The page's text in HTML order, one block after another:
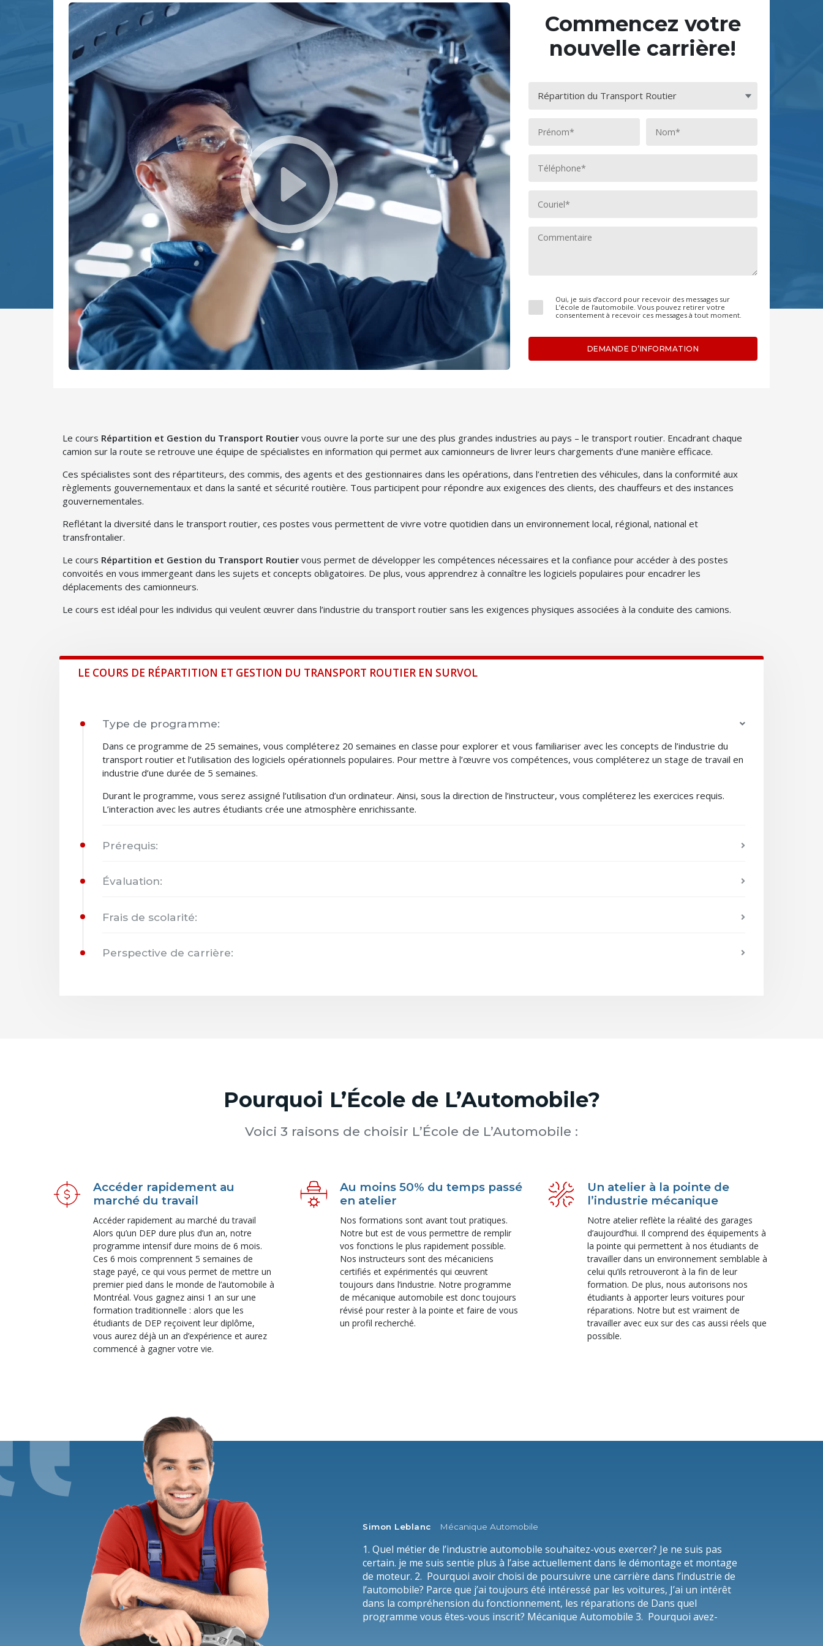
Commencez votre
nouvelle carrière!
Oui, je suis d’accord pour recevoir des messages sur
L’école de l’automobile. Vous pouvez retirer votre
consentement à recevoir ces messages à tout moment.
DEMANDE D’INFORMATION
Le cours Répartition et Gestion du Transport Routier vous ouvre la porte sur une des plus grandes industries au pays – le transport routier. Encadrant chaque
camion sur la route se retrouve une équipe de spécialistes en information qui permet aux camionneurs de livrer leurs chargements d’une manière efficace.
Ces spécialistes sont des répartiteurs, des commis, des agents et des gestionnaires dans les opérations, dans l’entretien des véhicules, dans la conformité aux
règlements gouvernementaux et dans la santé et sécurité routière. Tous participent pour répondre aux exigences des clients, des chauffeurs et des instances
gouvernementales.
Reflétant la diversité dans le transport routier, ces postes vous permettent de vivre votre quotidien dans un environnement local, régional, national et
transfrontalier.
Le cours Répartition et Gestion du Transport Routier vous permet de développer les compétences nécessaires et la confiance pour accéder à des postes
convoités en vous immergeant dans les sujets et concepts obligatoires. De plus, vous apprendrez à connaître les logiciels populaires pour encadrer les
déplacements des camionneurs.
Le cours est idéal pour les individus qui veulent œuvrer dans l’industrie du transport routier sans les exigences physiques associées à la conduite des camions.
LE COURS DE RÉPARTITION ET GESTION DU TRANSPORT ROUTIER EN SURVOL
Type de programme:
Dans ce programme de 25 semaines, vous compléterez 20 semaines en classe pour explorer et vous familiariser avec les concepts de l’industrie du
transport routier et l’utilisation des logiciels opérationnels populaires. Pour mettre à l’œuvre vos compétences, vous compléterez un stage de travail en
industrie d’une durée de 5 semaines.
Durant le programme, vous serez assigné l’utilisation d’un ordinateur. Ainsi, sous la direction de l’instructeur, vous compléterez les exercices requis.
L’interaction avec les autres étudiants crée une atmosphère enrichissante.
Prérequis:
Évaluation:
Frais de scolarité:
Perspective de carrière:
Pourquoi L’École de L’Automobile?
Voici 3 raisons de choisir L’École de L’Automobile :
Accéder rapidement au
marché du travail
Accéder rapidement au marché du travail
Alors qu’un DEP dure plus d’un an, notre
programme intensif dure moins de 6 mois.
Ces 6 mois comprennent 5 semaines de
stage payé, ce qui vous permet de mettre un
premier pied dans le monde de l’automobile à
Montréal. Vous gagnez ainsi 1 an sur une
formation traditionnelle : alors que les
étudiants de DEP reçoivent leur diplôme,
vous aurez déjà un an d’expérience et aurez
commencé à gagner votre vie.
Au moins 50% du temps passé
en atelier
Nos formations sont avant tout pratiques.
Notre but est de vous permettre de remplir
vos fonctions le plus rapidement possible.
Nos instructeurs sont des mécaniciens
certifiés et expérimentés qui œuvrent
toujours dans l’industrie. Notre programme
de mécanique automobile est donc toujours
révisé pour rester à la pointe et faire de vous
un profil recherché.
Un atelier à la pointe de
l’industrie mécanique
Notre atelier reflète la réalité des garages
d’aujourd’hui. Il comprend des équipements à
la pointe qui permettent à nos étudiants de
travailler dans un environnement semblable à
celui qu’ils retrouveront à la fin de leur
formation. De plus, nous autorisons nos
étudiants à apporter leurs voitures pour
réparations. Notre but est vraiment de
travailler avec eux sur des cas aussi réels que
possible.
Simon Leblanc Mécanique Automobile
1. Quel métier de l’industrie automobile souhaitez-vous exercer? Je ne suis pas
certain. je me suis sentie plus à l’aise actuellement dans le démontage et montage
de moteur. 2. Pourquoi avoir choisi de poursuivre une carrière dans l’industrie de
l’automobile? Parce que j’ai toujours été intéressé par les voitures, J’ai un intérêt
dans la compréhension du fonctionnement, les réparations de Dans quel
programme vous êtes-vous inscrit? Mécanique Automobile 3. Pourquoi avez-